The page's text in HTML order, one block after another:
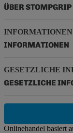
ÜBER STOMPGRIP
INFORMATIONEN
INFORMATIONEN
GESETZLICHE
GESETZLICHE
Onlinehandel basiert